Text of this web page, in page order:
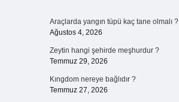
Araçlarda yangın tüpü kaç tane olmalı ?
Ağustos 4, 2026
Zeytin hangi şehirde meşhurdur ?
Temmuz 29, 2026
Kıngdom nereye bağlıdır ?
Temmuz 27, 2026